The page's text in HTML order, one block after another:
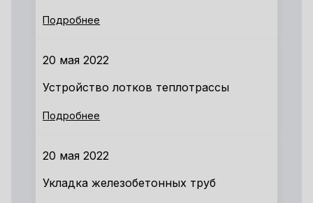
Подробнее
20 мая 2022
Устройство лотков теплотрассы
Подробнее
20 мая 2022
Укладка железобетонных труб